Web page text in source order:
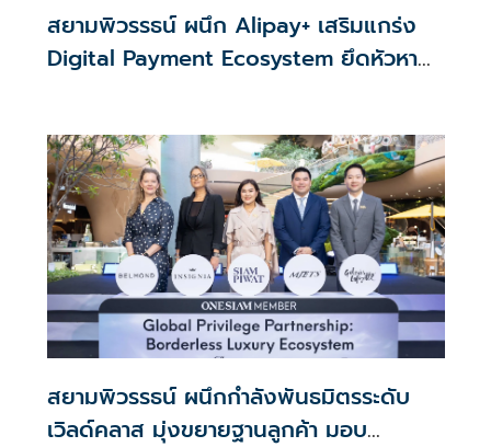
สยามพิวรรธน์ ผนึก Alipay+ เสริมแกร่ง
Digital Payment Ecosystem ยึดหัวหาด
สยามพิวรรธน์ ผนึกกำลังพันธมิตรระดับ
เวิลด์คลาส มุ่งขยายฐานลูกค้า มอบ